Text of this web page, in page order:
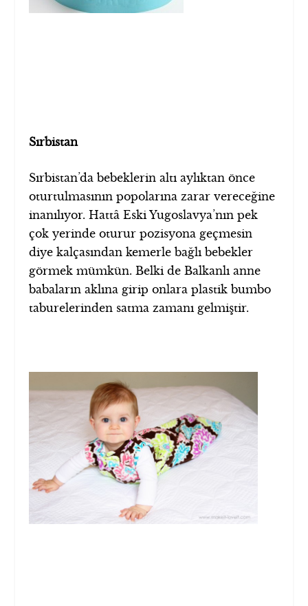
Sırbistan
Sırbistan’da bebeklerin altı aylıktan önce
oturtulmasının popolarına zarar vereceğine
inanılıyor. Hattâ Eski Yugoslavya’nın pek
çok yerinde oturur pozisyona geçmesin
diye kalçasından kemerle bağlı bebekler
görmek mümkün. Belki de Balkanlı anne
babaların aklına girip onlara plastik bumbo
taburelerinden satma zamanı gelmiştir.